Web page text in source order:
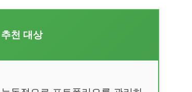
추천 대상